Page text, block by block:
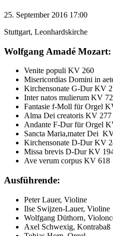
25. September 2016 17:00
Stuttgart, Leonhardskirche
Wolfgang Amadé Mozart:
Venite populi KV 260
Misericordias Domini in
Kirchensonate G-Dur KV
Inter natos mulierum KV 72
Fantasie f-Moll für Orgel
Alma Dei creatoris KV 277
Andante F-Dur für Orgel
Sancta Maria,mater Dei
Kirchensonate D-Dur KV
Missa brevis D-Dur KV
Ave verum corpus KV 618
Ausführende:
Peter Lauer, Violine
Ilse Swijzen-Lauer, Violine
Wolfgang Düthorn,
Axel Schwexig, Kontrabaß